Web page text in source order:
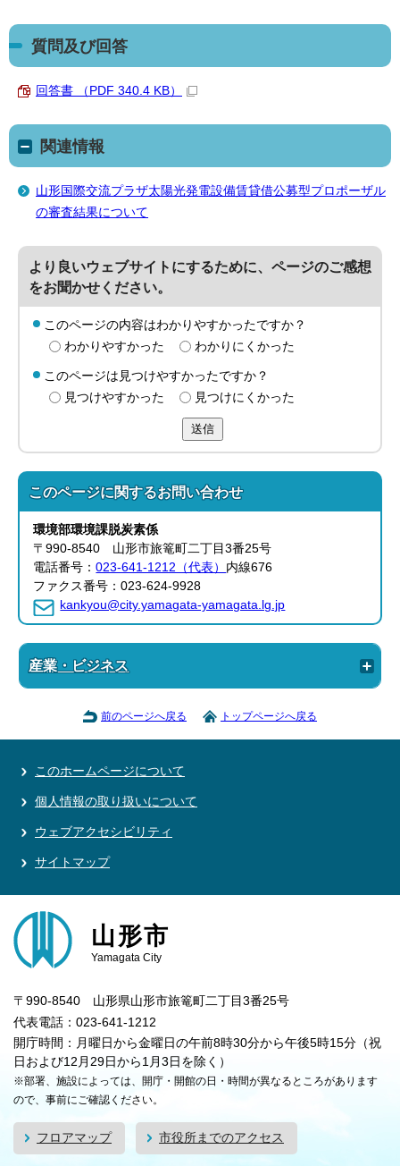
質問及び回答
回答書 （PDF 340.4 KB）
関連情報
山形国際交流プラザ太陽光発電設備賃貸借公募型プロポーザル
の審査結果について
より良いウェブサイトにするために、ページのご感想
をお聞かせください。
このページの内容はわかりやすかったですか？
わかりやすかった
わかりにくかった
このページは見つけやすかったですか？
見つけやすかった
見つけにくかった
送信
このページに関するお問い合わせ
環境部環境課脱炭素係
〒990-8540 山形市旅篭町二丁目3番25号
電話番号：023-641-1212（代表） 内線676
ファクス番号：023-624-9928
kankyou@city.yamagata-yamagata.lg.jp
産業・ビジネス
前のページへ戻る トップページへ戻る
このホームページについて
個人情報の取り扱いについて
ウェブアクセシビリティ
サイトマップ
山形市
Yamagata City
〒990-8540 山形県山形市旅篭町二丁目3番25号
代表電話：023-641-1212
開庁時間：月曜日から金曜日の午前8時30分から午後5時15分（祝
日および12月29日から1月3日を除く）
※部署、施設によっては、開庁・開館の日・時間が異なるところがあります
ので、事前にご確認ください。
フロアマップ 市役所までのアクセス